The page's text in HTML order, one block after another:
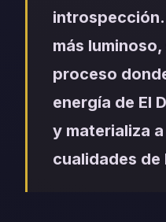
más
proceso
energía de El
y materializa
cualidades de